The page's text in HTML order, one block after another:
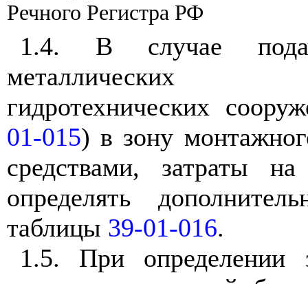
Речного Регистра РФ
1.4. В случае
металлических
гидротехнических
01-015) в зону
средствами, затраты на
определять
таблицы 39-01-016.
1.5. При определении